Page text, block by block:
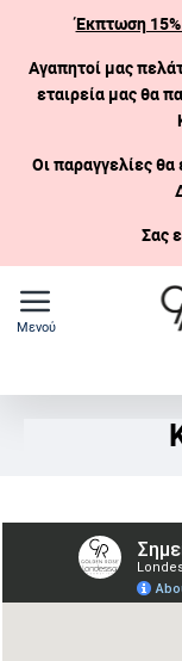
Έκπτωση
Αγαπητοί μας
εταιρεία μας θα
Οι παραγγελίες
Σας